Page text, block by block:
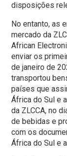
disposições
No entanto, as
mercado da
African
enviar os
de janeiro de
transportou
países que
África do Sul e
da ZLCCA, no
de bebidas e
com os
África do Sul e